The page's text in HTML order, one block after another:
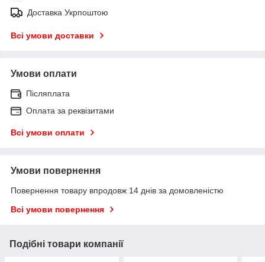
Доставка Укрпоштою
Всі умови доставки
Умови оплати
Післяплата
Оплата за реквізитами
Всі умови оплати
Умови повернення
Повернення товару впродовж 14 днів за домовленістю
Всі умови повернення
Подібні товари компанії